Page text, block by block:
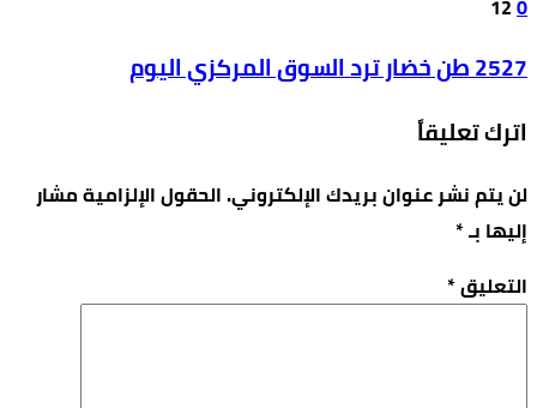
2527 طن خضار ترد السوق المركزي اليوم
اترك تعليقاً
لن يتم نشر عنوان بريدك الإلكتروني.الحقول الإلزامية مشار
إليها بـ*
التعليق*